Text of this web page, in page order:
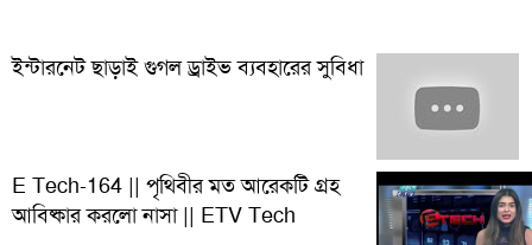
ইন্টারনেট ছাড়াই গুগল ড্রাইভ ব্যবহারের সুবিধা
E Tech-164 || পৃথিবীর মত আরেকটি গ্রহ
আবিষ্কার করলো নাসা || ETV Tech